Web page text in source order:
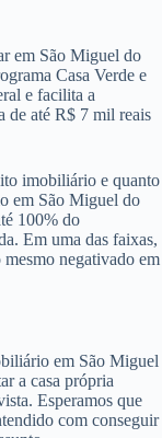
onde o imóvel
quitar até 80%
a amortização do
com foto, o extrato
de renda ou
em São Miguel
em São Miguel do
e facilita a
até R$ 7 mil reais